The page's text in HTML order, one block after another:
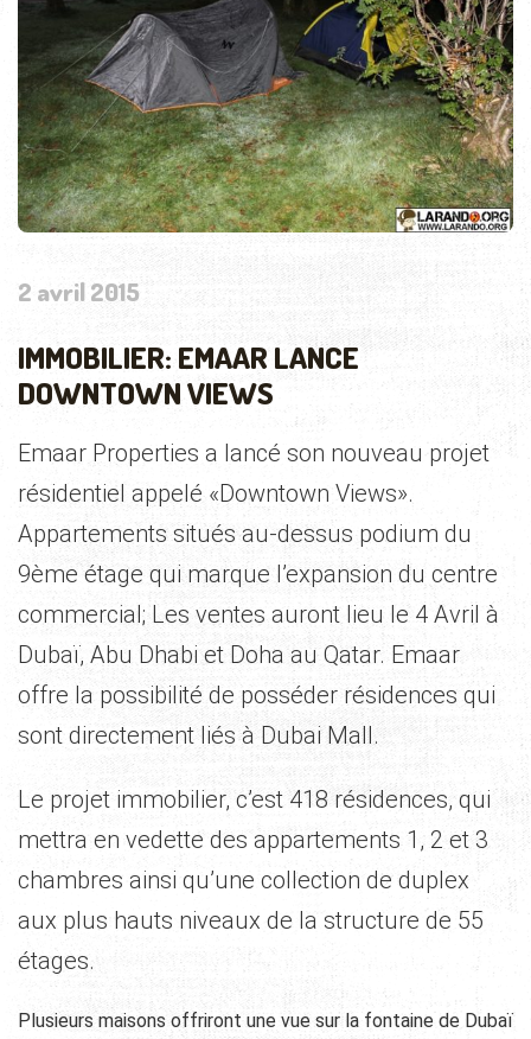
2 avril 2015
IMMOBILIER: EMAAR LANCE
DOWNTOWN VIEWS
Emaar Properties a lancé son nouveau projet
résidentiel appelé «Downtown Views».
Appartements situés au-dessus podium du
9ème étage qui marque l’expansion du centre
commercial; Les ventes auront lieu le 4 Avril à
Dubaï, Abu Dhabi et Doha au Qatar. Emaar
offre la possibilité de posséder résidences qui
sont directement liés à Dubai Mall.
Le projet immobilier, c’est 418 résidences, qui
mettra en vedette des appartements 1, 2 et 3
chambres ainsi qu’une collection de duplex
aux plus hauts niveaux de la structure de 55
étages.
Plusieurs maisons offriront une vue sur la fontaine de Dubaï